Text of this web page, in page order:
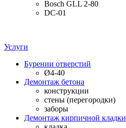
Bosch GLL 2-80
DC-01
Услуги
Бурении отверстий
Ø4-40
Демонтаж бетона
конструкции
стены (перегородки)
заборы
Демонтаж кирпичной кладки